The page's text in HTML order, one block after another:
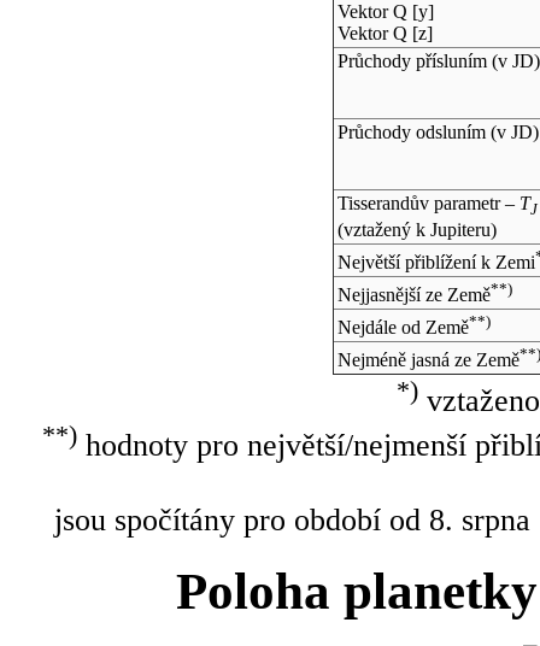
Vektor Q [y]
Vektor Q [z]
Průchody přísluním (v JD)
Průchody odsluním (v JD)
Tisserandův parametr – TJ
(vztažený k Jupiteru)
Největší přiblížení k Zemi
Nejjasnější ze Země**)
Nejdále od Země**)
Nejméně jasná ze Země**)
*)
**)hodnoty pro největší/nejmenší
jsou spočítány pro období od 8.
Poloha